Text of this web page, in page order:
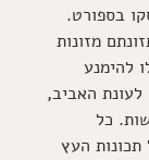
בספורט.
מזונות
להימנע
האביב,
כל
העץ